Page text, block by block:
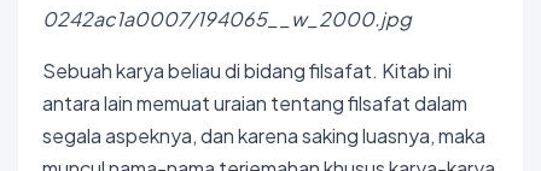
0242ac1a0007/194065__w_2000.jpg
Sebuah karya beliau di bidang filsafat. Kitab ini
antara lain memuat uraian tentang filsafat dalam
segala aspeknya, dan karena saking luasnya, maka